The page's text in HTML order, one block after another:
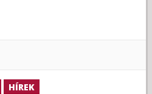
HÍREK